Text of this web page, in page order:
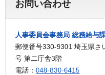
お問い合わせ
人事委員会事務局 総務給与
郵便番号330-9301 埼玉県さ
号 第二庁舎3階
電話： 048-830-6415